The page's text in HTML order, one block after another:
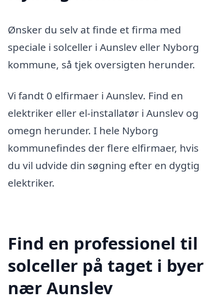
Ønsker du selv at finde et firma med
speciale i solceller i Aunslev eller Nyborg
kommune, så tjek oversigten herunder.
Vi fandt 0 elfirmaer i Aunslev. Find en
elektriker eller el-installatør i Aunslev og
omegn herunder. I hele Nyborg
kommunefindes der flere elfirmaer, hvis
du vil udvide din søgning efter en dygtig
elektriker.
Find en professionel til
solceller på taget i byer
nær Aunslev